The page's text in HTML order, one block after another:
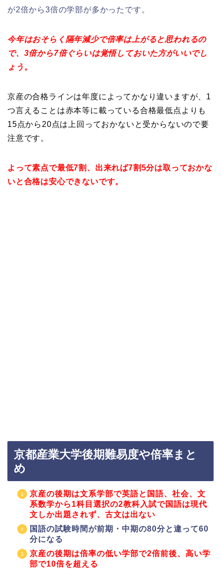
が2倍から3倍の学部が多かったです。
今年はおそらく隔年減少で倍率は上がると思われるの
で、3倍から7倍ぐらいは覚悟しておいた方がいいでし
ょう。
京産の合格ラインは年度によってかなり違いますが、1
つ言えることは赤本等に載っている合格最低点よりも
15点から20点は上回っておかないと受からないので要
注意です。
よって素点で最低7割、出来れば7割5分は取っておかな
いと合格は安心できないです。
京都産業大学後期難易度や倍率まと
め
京産の後期は文系学部で英語と国語、社会、文
系数学から1科目選択の2教科入試で国語は現代
文しか出題されず、古文は出ない
国語の試験時間が前期・中期の80分と違って60
分になる
京産の後期は倍率の低い学部で2倍前後、高い学
部で10倍を超える